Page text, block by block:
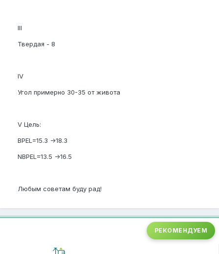
III
Твердая - 8
IV
Угол примерно 30-35 от живота
V Цель:
BPEL=15.3 ->18.3
NBPEL=13.5 ->16.5
Любым советам буду рад!
РЕКОМЕНДУЕМ